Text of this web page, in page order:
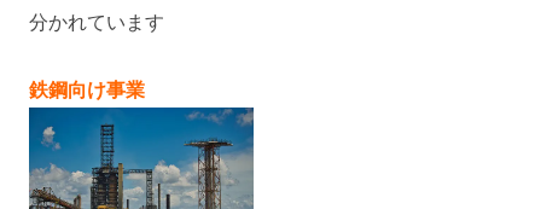
分かれています
鉄鋼向け事業